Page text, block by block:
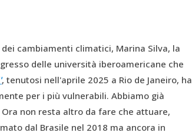
cambiamenti climatici, Marina Silva, la
delle università iberoamericane che
, tenutosi nell'aprile 2025 a Rio de Janeiro, ha
per i più vulnerabili. Abbiamo già
non resta altro da fare che attuare,
dal Brasile nel 2018 ma ancora in